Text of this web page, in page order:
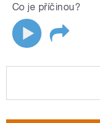
Co je příčinou?